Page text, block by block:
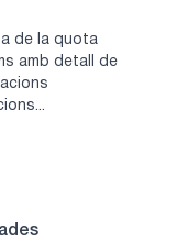
de la quota
amb detall de